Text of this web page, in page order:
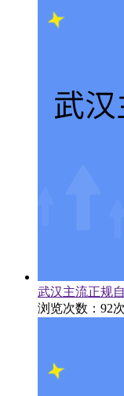
武汉主流正规
浏览次数：92次